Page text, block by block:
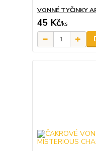
VONNÉ TYČINKY
45 Kč/ks